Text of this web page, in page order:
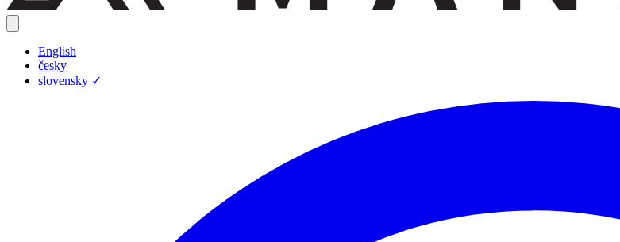
English
česky
slovensky ✓